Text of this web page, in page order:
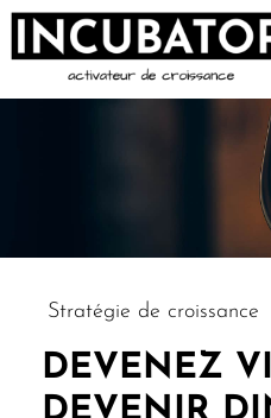
Stratégie de croissance
DEVENEZ